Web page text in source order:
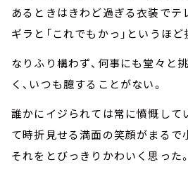
あるときはきわど過ぎる衣装でテ
ギラと「これでもかっ」というほど
なりふり構わず、何事にも堂々と
く、いつも臆することがない。
誰かにイジられては常に憤慨して
て時折見せる満面の笑顔がまるで
それをとびっきりかわいく思った。